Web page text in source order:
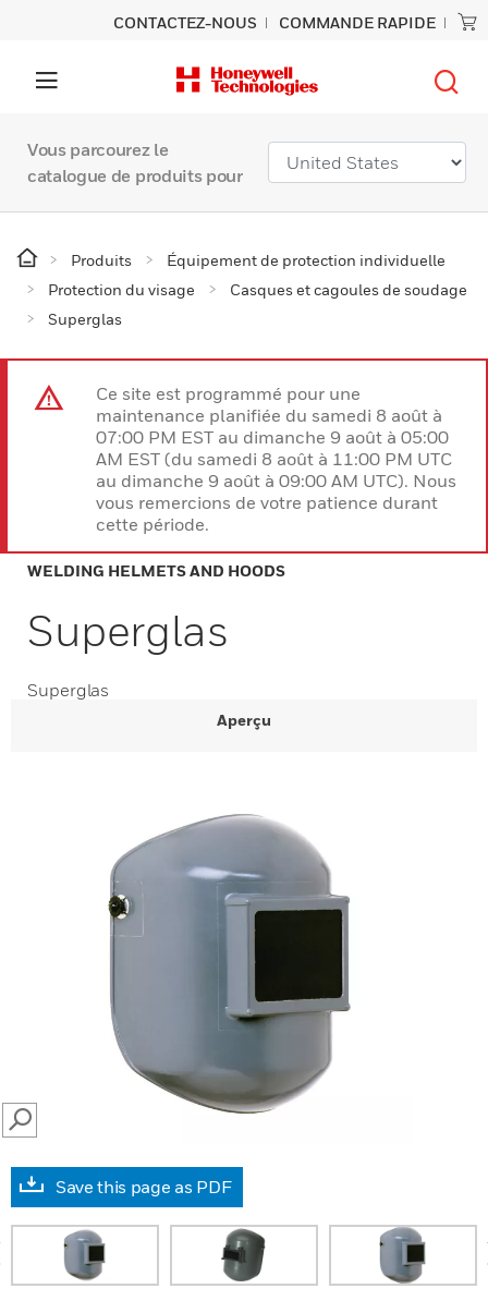
CONTACTEZ-NOUS COMMANDE RAPIDE
Vous parcourez le
catalogue de produits pour
Produits
Équipement de protection individuelle
Protection du visage
Casques et cagoules de soudage
Superglas
Ce site est programmé pour une
maintenance planifiée du samedi 8 août à
07:00 PM EST au dimanche 9 août à 05:00
AM EST (du samedi 8 août à 11:00 PM UTC
au dimanche 9 août à 09:00 AM UTC). Nous
vous remercions de votre patience durant
cette période.
WELDING HELMETS AND HOODS
Superglas
Superglas
Aperçu
SEARCH
Save this page as PDF